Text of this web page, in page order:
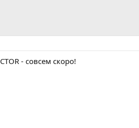
- совсем скоро!